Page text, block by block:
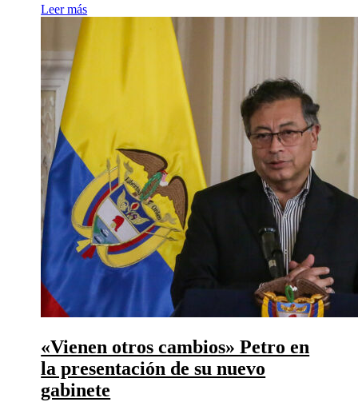
Leer más
«Vienen otros cambios» Petro en
la presentación de su nuevo
gabinete